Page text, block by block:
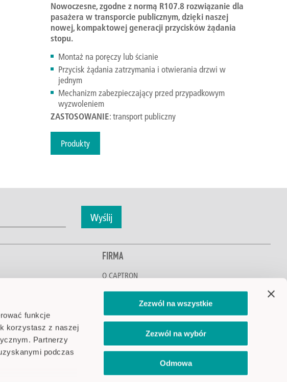
funkcje
korzystasz z naszej
Partnerzy
podczas
Zezwól na wszystkie
Zezwól na wybór
Odmowa
Nowoczesne, zgodne z normą R107.8 rozwiązanie dla
pasażera w transporcie publicznym, dzięki naszej
nowej, kompaktowej generacji przycisków żądania
stopu.
Montaż na poręczy lub ścianie
Przycisk żądania zatrzymania i otwierania drzwi w
jednym
Mechanizm zabezpieczający przed przypadkowym
wyzwoleniem
ZASTOSOWANIE: transport publiczny
Produkty
Wyślij
FIRMA
O CAPTRON
Ochrona środowiska i klimatu
Kariera
Aktualności i wydarzenia
Odwiedź CAPTRON na